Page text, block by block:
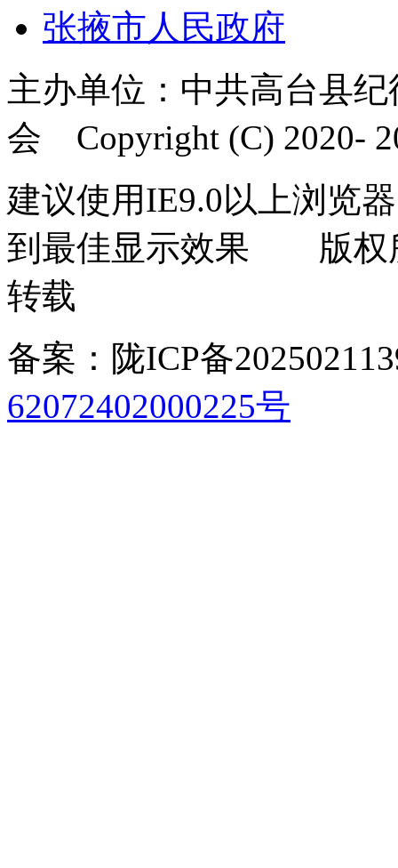
张掖市人民政府
主办单位：中共高台县
会 Copyright (C) 2020-
建议使用IE9.0以上浏览
到最佳显示效果 版权
转载
备案：陇ICP备
62072402000225号